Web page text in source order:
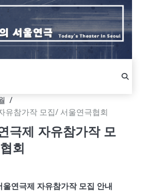
유참가작 모집/ 서울연극협회
극제 자유참가작 모
회
연극제 자유참가작 모집 안내